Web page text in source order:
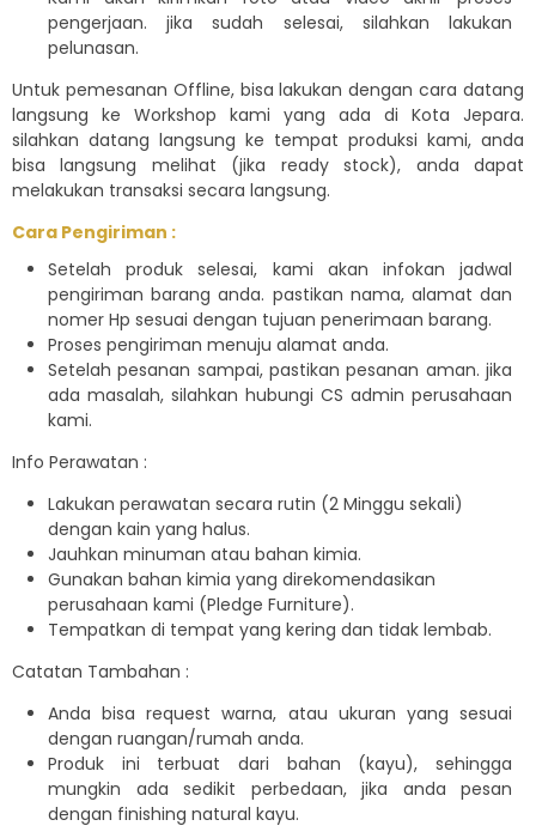
pengerjaan. jika sudah selesai, silahkan lakukan
pelunasan.
Untuk pemesanan Offline, bisa lakukan dengan cara datang
langsung ke Workshop kami yang ada di Kota Jepara.
silahkan datang langsung ke tempat produksi kami, anda
bisa langsung melihat (jika ready stock), anda dapat
melakukan transaksi secara langsung.
Cara Pengiriman :
Setelah produk selesai, kami akan infokan jadwal
pengiriman barang anda. pastikan nama, alamat dan
nomer Hp sesuai dengan tujuan penerimaan barang.
Proses pengiriman menuju alamat anda.
Setelah pesanan sampai, pastikan pesanan aman. jika
ada masalah, silahkan hubungi CS admin perusahaan
kami.
Info Perawatan :
Lakukan perawatan secara rutin (2 Minggu sekali)
dengan kain yang halus.
Jauhkan minuman atau bahan kimia.
Gunakan bahan kimia yang direkomendasikan
perusahaan kami (Pledge Furniture).
Tempatkan di tempat yang kering dan tidak lembab.
Catatan Tambahan :
Anda bisa request warna, atau ukuran yang sesuai
dengan ruangan/rumah anda.
Produk ini terbuat dari bahan (kayu), sehingga
mungkin ada sedikit perbedaan, jika anda pesan
dengan finishing natural kayu.